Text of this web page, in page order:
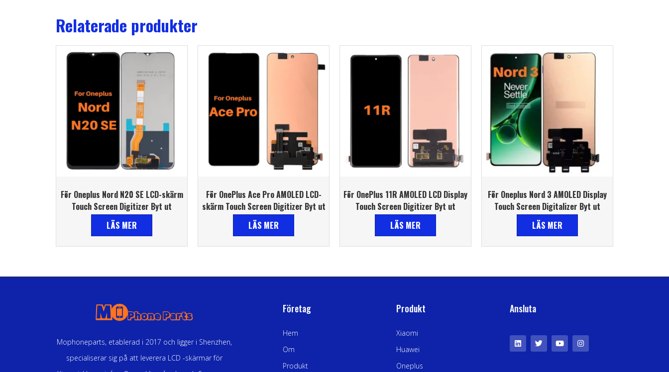
Relaterade produkter
För Oneplus Nord N20 SE LCD-skärm
Touch Screen Digitizer Byt ut
LÄS MER
För OnePlus Ace Pro AMOLED LCD-
skärm Touch Screen Digitizer Byt ut
LÄS MER
För OnePlus 11R AMOLED LCD Display
Touch Screen Digitizer Byt ut
LÄS MER
För Oneplus Nord 3 AMOLED Display
Touch Screen Digitalizer Byt ut
LÄS MER
Mophoneparts, etablerad i 2017 och ligger i Shenzhen,
specialiserar sig på att leverera LCD -skärmar för
Företag
Hem
Om
Produkt
Produkt
Xiaomi
Huawei
Oneplus
Ansluta